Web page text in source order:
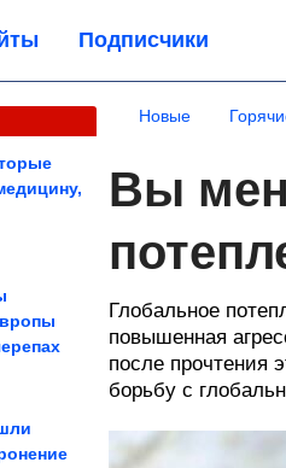
Подписчики
Новые
Вы
Глобальное
повышенная
после прочтения
борьбу с